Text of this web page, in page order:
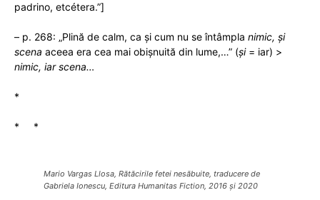
padrino, etcétera.”]
– p. 268: „Plină de calm, ca și cum nu se întâmpla nimic, și
scena aceea era cea mai obișnuită din lume,…” (și= iar) >
nimic, iar scena…
*
* *
Mario Vargas Llosa, Rătăcirile fetei nesăbuite, traducere de
Gabriela Ionescu, Editura Humanitas Fiction, 2016 și 2020